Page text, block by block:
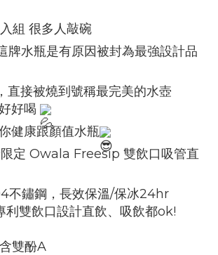
組 很多人敲碗
牌水瓶是有原因被封為最強設計品
直接被燒到號稱最完美的水壺
好喝
健康跟顏值水瓶
定 Owala Freesip 雙飲口吸管直
不鏽鋼，長效保溫/保冰24hr
利雙飲口設計直飲、吸飲都ok!
雙酚A